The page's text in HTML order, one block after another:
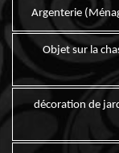
Argenterie
Objet sur la
décoration de